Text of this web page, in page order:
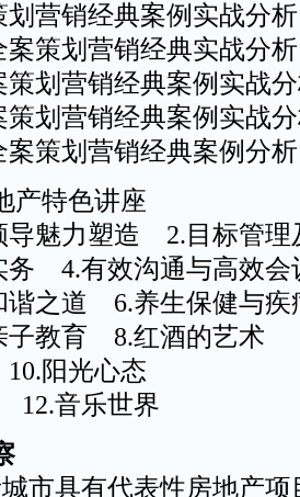
划营销经典案例实战分析
案策划营销经典实战分析
策划营销经典案例实战
策划营销经典案例实战
案策划营销经典案例分析
产特色讲座
导魅力塑造 2.目标管理
务 4.有效沟通与高效会
谐之道 6.养生保健与疾
子教育 8.红酒的艺术
阳光心态
12.音乐世界
市具有代表性房地产项